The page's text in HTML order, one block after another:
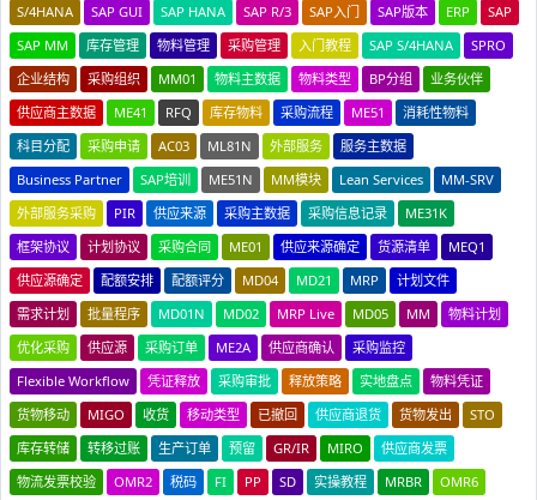
S/4HANA
SAP GUI SAP HANA SAP R/3 SAP入门 SAP版本 ERP
SAP
SAP MM
库存管理 物料管理 采购管理 入门教程 SAP S/4HANA
SPRO
企业结构
采购组织 MM01 物料主数据 物料类型 BP分组
业务伙伴
供应商主数据
ME41 RFQ 库存物料 采购流程 ME51
消耗性物料
科目分配
采购申请 AC03 ML81N 外部服务
服务主数据
Business Partner
SAP培训 ME51N MM模块 Lean Services
MM-SRV
外部服务采购
PIR 供应来源 采购主数据 采购信息记录
ME31K
框架协议
计划协议 采购合同 ME01 供应来源确定 货源清单
MEQ1
供应源确定
配额安排 配额评分 MD04 MD21 MRP
计划文件
需求计划
批量程序 MD01N MD02 MRP Live MD05 MM
物料计划
优化采购
供应源 采购订单 ME2A 供应商确认
采购监控
Flexible Workflow
凭证释放 采购审批 释放策略 实地盘点
物料凭证
货物移动
MIGO 收货 移动类型 已撤回 供应商退货 货物发出
STO
库存转储
转移过账 生产订单 预留 GR/IR MIRO
供应商发票
物流发票校验
OMR2 税码 FI PP SD 实操教程 MRBR
OMR6